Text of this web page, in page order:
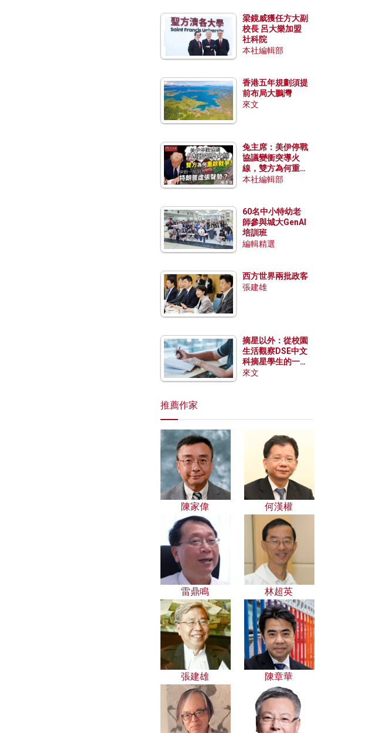
梁鏡威獲任方大副
校長 呂大樂加盟
社科院
本社編輯部
香港五年規劃須提
前布局大鵬灣
來文
兔主席：美伊停戰
協議變衝突導火
線，雙方為何重啟
戰爭？伊朗一早洞
本社編輯部
60名中小特幼老
師參與城大GenAI
培訓班
編輯精選
西方世界兩批政客
張建雄
摘星以外：從校園
生活觀察DSE中文
科摘星學生的一點
特質
來文
推薦作家
陳家偉 何漢權
雷鼎鳴 林超英
張建雄 陳章華